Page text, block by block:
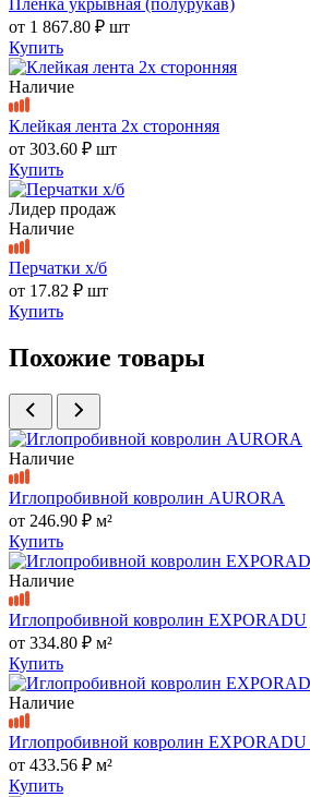
от 1 867.80 ₽ шт
Купить
Наличие
Клейкая лента 2х сторонняя
от 303.60 ₽ шт
Купить
Лидер продаж
Наличие
Перчатки х/б
от 17.82 ₽ шт
Купить
Похожие товары
Наличие
Иглопробивной ковролин AURORA
от 246.90 ₽ м²
Купить
Наличие
Иглопробивной ковролин EXPORADU
от 334.80 ₽ м²
Купить
Наличие
Иглопробивной ковролин EXPORADU
от 433.56 ₽ м²
Купить